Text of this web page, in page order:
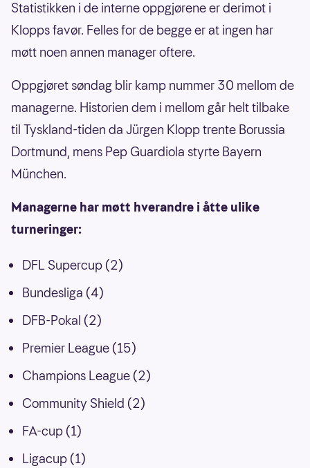
Statistikken i de interne oppgjørene er derimot i
Klopps favør. Felles for de begge er at ingen har
møtt noen annen manager oftere.
Oppgjøret søndag blir kamp nummer 30 mellom de
managerne. Historien dem i mellom går helt tilbake
til Tyskland-tiden da Jürgen Klopp trente Borussia
Dortmund, mens Pep Guardiola styrte Bayern
München.
Managerne har møtt hverandre i åtte ulike
turneringer:
DFL Supercup (2)
Bundesliga (4)
DFB-Pokal (2)
Premier League (15)
Champions League (2)
Community Shield (2)
FA-cup (1)
Ligacup (1)